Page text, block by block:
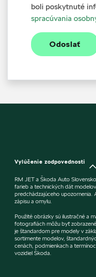
boli poskytnuté
spracúvania
Odoslať
Vylúčenie zodpovednosti
RM JET a Škoda Auto
farieb a technických dát
predchádzajúceho upozornenia.
zápisu a omylu.
Použité obrázky sú ilustračné a
fotografiách môžu byť
je štandardom pre modely v
sortimente modelov,
cenách, podmienkach a
vozidiel Škoda.